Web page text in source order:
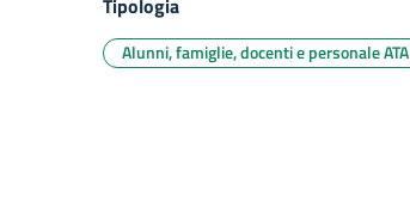
Tipologia
Alunni, famiglie, docenti e personale ATA